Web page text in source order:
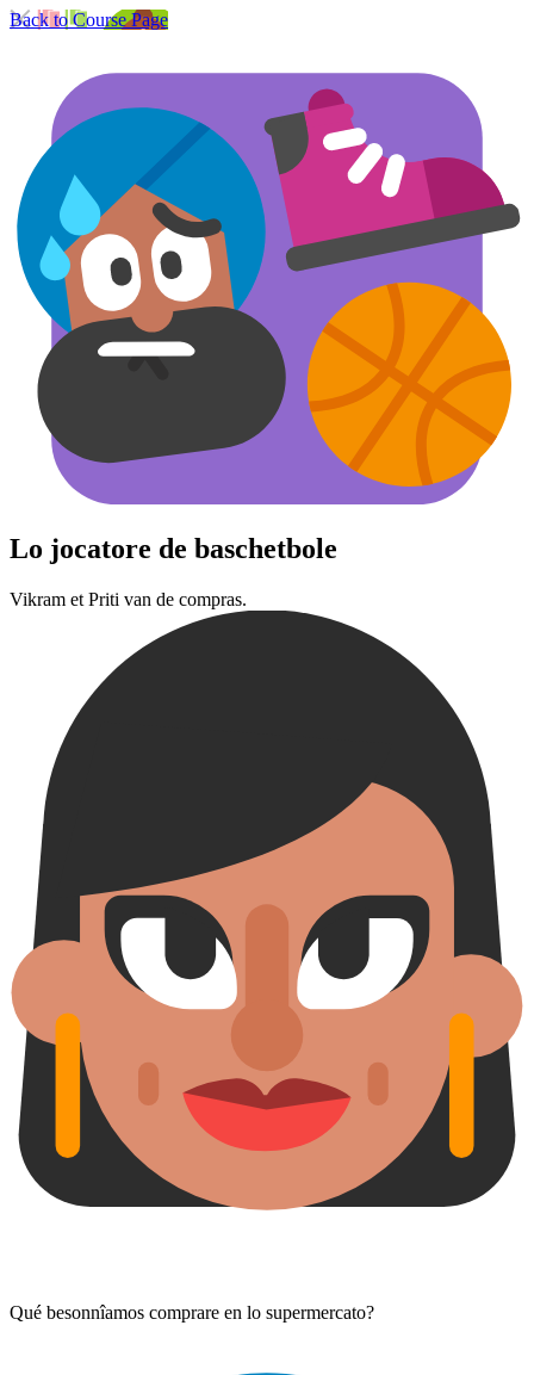
Back to Course Page
Lo jocatore de baschetbole
Vikram et Priti van de compras.
Qué besonnîamos comprare en lo supermercato?